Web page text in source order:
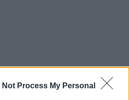
Not Process My Personal